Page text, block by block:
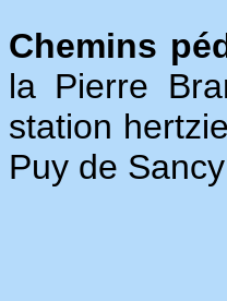
Chemins
la Pierre
station
Puy de